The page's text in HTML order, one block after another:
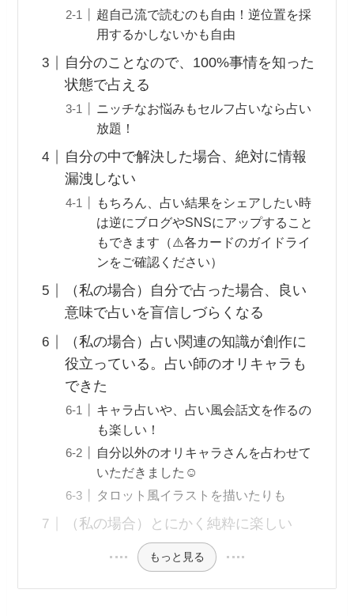
超自己流で読むのも自由！逆位置を採
用するかしないかも自由
自分のことなので、100%事情を知った
状態で占える
ニッチなお悩みもセルフ占いなら占い
放題！
自分の中で解決した場合、絶対に情報
漏洩しない
もちろん、占い結果をシェアしたい時
は逆にブログやSNSにアップすること
もできます（⚠️各カードのガイドライ
ンをご確認ください）
（私の場合）自分で占った場合、良い
意味で占いを盲信しづらくなる
（私の場合）占い関連の知識が創作に
役立っている。占い師のオリキャラも
できた
キャラ占いや、占い風会話文を作るの
も楽しい！
自分以外のオリキャラさんを占わせて
いただきました☺️
タロット風イラストを描いたりも
（私の場合）とにかく純粋に楽しい
もっと見る